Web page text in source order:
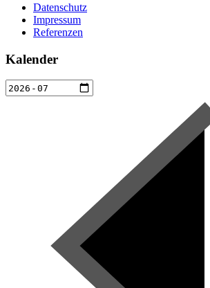
Datenschutz
Impressum
Referenzen
Kalender